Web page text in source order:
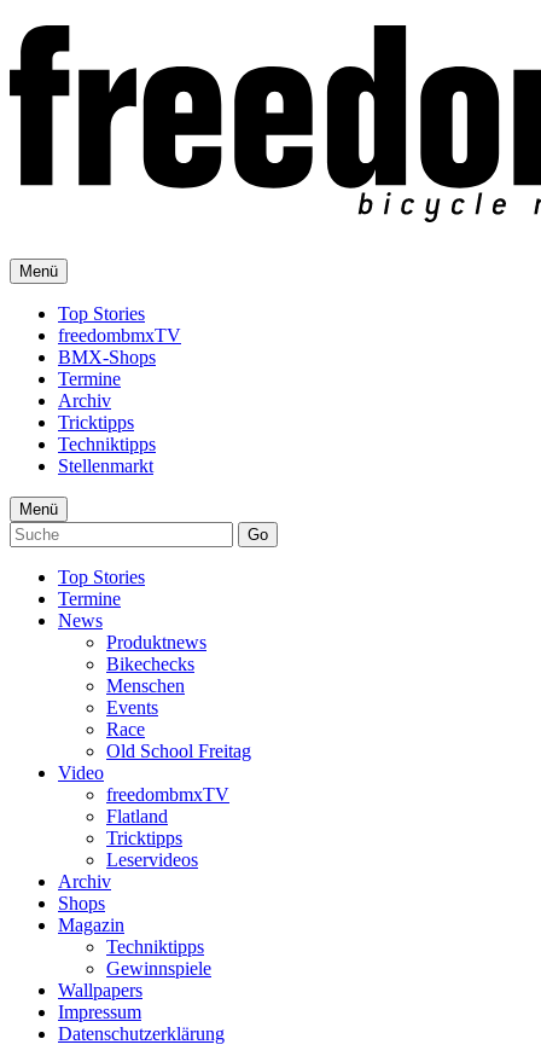
Menü
Top Stories
freedombmxTV
BMX-Shops
Termine
Archiv
Tricktipps
Techniktipps
Stellenmarkt
Menü
Go
Top Stories
Termine
News
Produktnews
Bikechecks
Menschen
Events
Race
Old School Freitag
Video
freedombmxTV
Flatland
Tricktipps
Leservideos
Archiv
Shops
Magazin
Techniktipps
Gewinnspiele
Wallpapers
Impressum
Datenschutzerklärung